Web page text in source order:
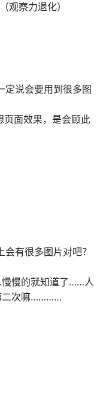
（观察力退化）
定说会要用到很多图
页面效果，是会顾此
有很多图片对吧？
慢的就知道了……人
二次嘛…………